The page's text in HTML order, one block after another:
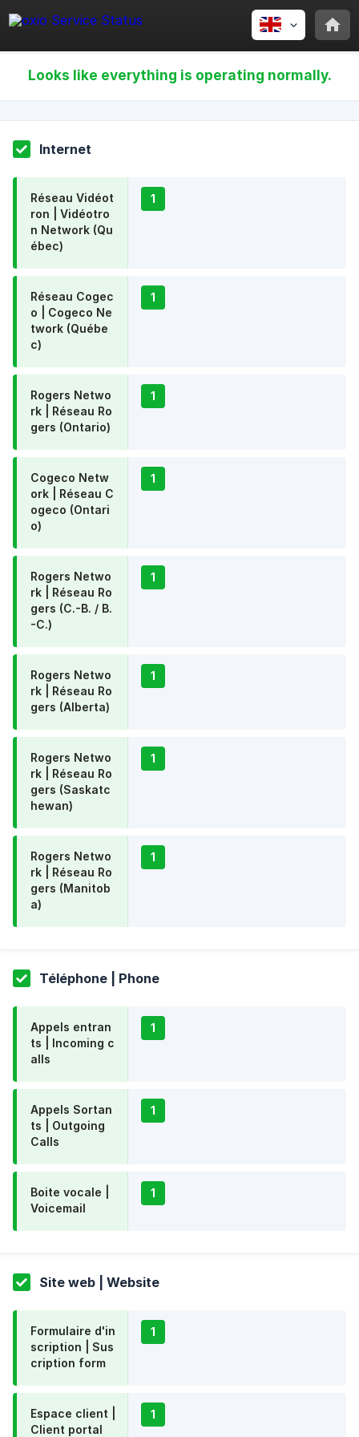
Looks like everything is operating normally.
Internet
Réseau Vidéot
ron | Vidéotro
n Network (Qu
ébec)
1
Réseau Cogec
o | Cogeco Ne
twork (Québe
c)
1
Rogers Netwo
rk | Réseau Ro
gers (Ontario)
1
Cogeco Netw
ork | Réseau C
ogeco (Ontari
o)
1
Rogers Netwo
rk | Réseau Ro
gers (C.-B. / B.
-C.)
1
Rogers Netwo
rk | Réseau Ro
gers (Alberta)
1
Rogers Netwo
rk | Réseau Ro
gers (Saskatc
hewan)
1
Rogers Netwo
rk | Réseau Ro
gers (Manitob
a)
1
Téléphone | Phone
Appels entran
ts | Incoming c
alls
1
Appels Sortan
ts | Outgoing
Calls
1
Boite vocale |
Voicemail
1
Site web | Website
Formulaire d'in
scription | Sus
cription form
1
Espace client |
Client portal
1